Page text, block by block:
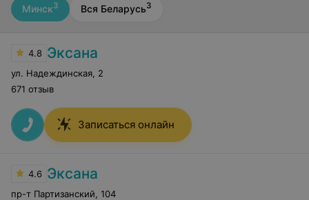
Минск3 Вся Беларусь3
4.8 Эксана
ул. Надеждинская 2
671 отзыв
Записаться онлайн
4.6 Эксана
пр-т Партизанский 104